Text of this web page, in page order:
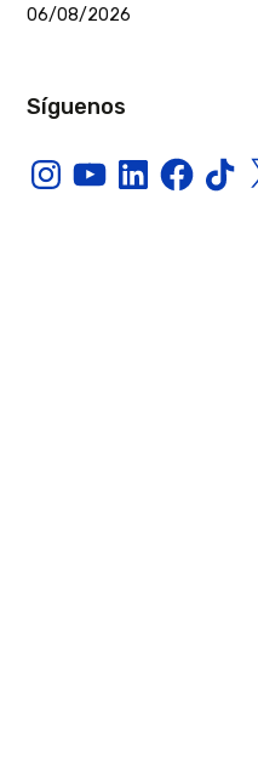
06/08/2026
Síguenos
InstagramYouTubeLinkedInFacebook
TikTokX